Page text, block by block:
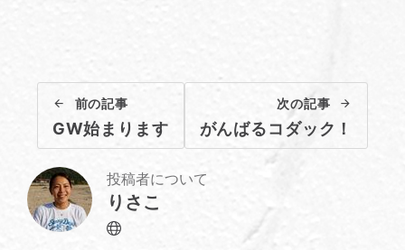
前の記事
GW始まります
次の記事
がんばるコダック！
投稿者について
りさこ
Website